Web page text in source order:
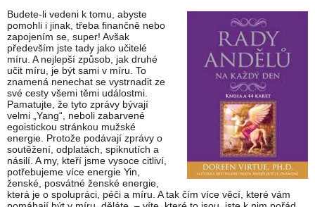
Budete-li vedeni k tomu, abyste
pomohli i jinak, třeba finančně nebo
zapojením se, super! Avšak
především jste tady jako učitelé
míru. A nejlepší způsob, jak druhé
učit míru, je být sami v míru. To
znamená nenechat se vystrnadit ze
své cesty všemi těmi událostmi.
Pamatujte, že tyto zprávy bývají
velmi „Yang“, neboli zabarvené
egoistickou stránkou mužské
energie. Protože podávají zprávy o
soutěžení, odplatách, spiknutích a
násilí. A my, kteří jsme vysoce citliví,
potřebujeme více energie Yin,
ženské, posvátné ženské energie,
která je o spolupráci, péči a míru. A tak čím více věcí, které vám